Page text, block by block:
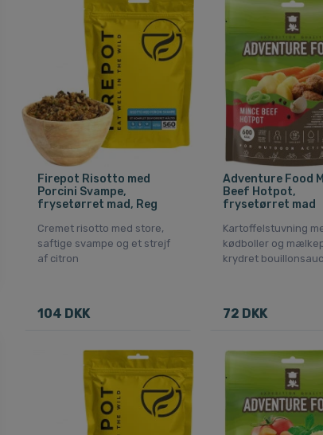
Firepot Risotto med
Porcini Svampe,
frysetørret mad, Reg
Cremet risotto med store,
saftige svampe og et strejf
af citron
104 DKK
Adventure Food
Beef Hotpot,
frysetørret mad
Kartoffelstuvning
kødboller og
krydret
72 DKK